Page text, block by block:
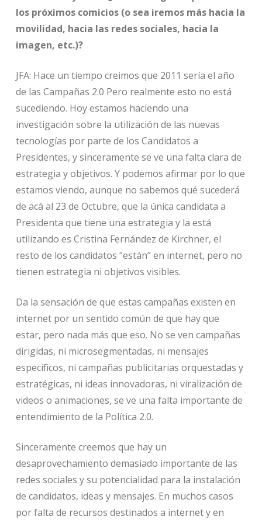
los próximos comicios (o sea iremos más hacia la
movilidad, hacia las redes sociales, hacia la
imagen, etc.)?
JFA: Hace un tiempo creimos que 2011 sería el año
de las Campañas 2.0 Pero realmente esto no está
sucediendo. Hoy estamos haciendo una
investigación sobre la utilización de las nuevas
tecnologías por parte de los Candidatos a
Presidentes, y sinceramente se ve una falta clara de
estrategia y objetivos. Y podemos afirmar por lo que
estamos viendo, aunque no sabemos qué sucederá
de acá al 23 de Octubre, que la única candidata a
Presidenta que tiene una estrategia y la está
utilizando es Cristina Fernández de Kirchner, el
resto de los candidatos “están” en internet, pero no
tienen estrategia ni objetivos visibles.
Da la sensación de que estas campañas existen en
internet por un sentido común de que hay que
estar, pero nada más que eso. No se ven campañas
dirigidas, ni microsegmentadas, ni mensajes
específicos, ni campañas publicitarias orquestadas y
estratégicas, ni ideas innovadoras, ni viralización de
videos o animaciones, se ve una falta importante de
entendimiento de la Política 2.0.
Sinceramente creemos que hay un
desaprovechamiento demasiado importante de las
redes sociales y su potencialidad para la instalación
de candidatos, ideas y mensajes. En muchos casos
por falta de recursos destinados a internet y en